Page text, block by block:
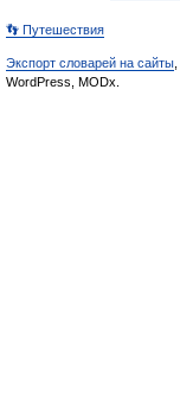
👣 Путешествия
Экспорт словарей на сайты
WordPress, MODx.